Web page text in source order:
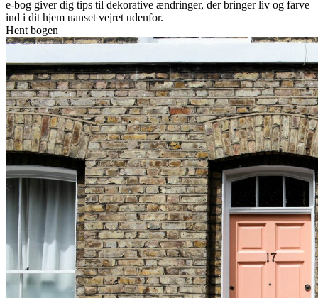
e-bog giver dig tips til dekorative ændringer, der bringer liv og farve
ind i dit hjem uanset vejret udenfor.
Hent bogen